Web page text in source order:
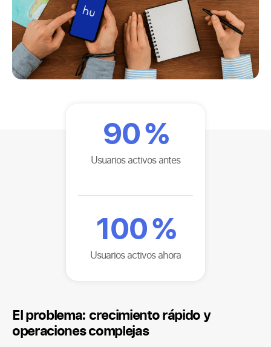
90%
Usuarios activos antes
100%
Usuarios activos ahora
El problema: crecimiento rápido y
operaciones complejas